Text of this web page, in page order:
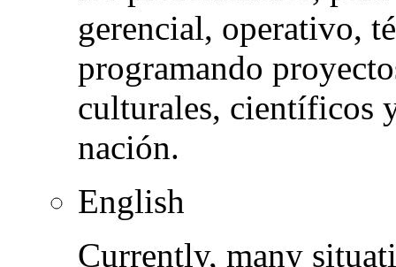
gerencial, operativo,
programando
culturales, científicos
nación.
English
Currently, many